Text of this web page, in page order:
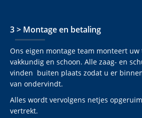
3 > Montage en betaling
Ons eigen montage team monteert
vakkundig en schoon. Alle zaag- en
vinden buiten plaats zodat u er
van ondervindt.
Alles wordt vervolgens netjes
vertrekt.